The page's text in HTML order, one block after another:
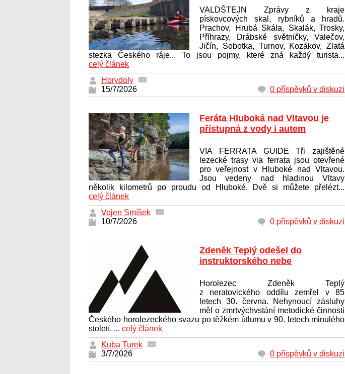
VALDŠTEJN Zprávy z kraje
pískovcových skal, rybníků a hradů.
Prachov, Hrubá Skála, Skalák, Trosky,
Příhrazy, Drábské světničky, Valečov,
Jičín, Sobotka, Turnov, Kozákov, Zlatá
stezka Českého ráje... To jsou pojmy, které zná každý turista...
celý článek
Horydoly
15/7/2026
0 příspěvků v diskuzi
Feráta Hluboká nad Vltavou je
přístupná z vody i autem
VIA FERRATA GUIDE Tři zajištěné
lezecké trasy via ferrata jsou otevřené
pro veřejnost v Hluboké nad Vltavou.
Jsou vedeny nad hladinou Vltavy
několik kilometrů po proudu od Hluboké. Dvě si můžete přelézt...
celý článek
Vojen Smíšek
10/7/2026
0 příspěvků v diskuzi
Zdeněk Teplý odešel do
instruktorského nebe
Horolezec Zdeněk Teplý
z neratovického oddílu zemřel v 85
letech 30. června. Nehynoucí zásluhy
měl o zmrtvýchvstání metodické činnosti
Českého horolezeckého svazu po těžkém útlumu v 90. letech minulého
století. ... celý článek
Kuba Turek
3/7/2026
0 příspěvků v diskuzi